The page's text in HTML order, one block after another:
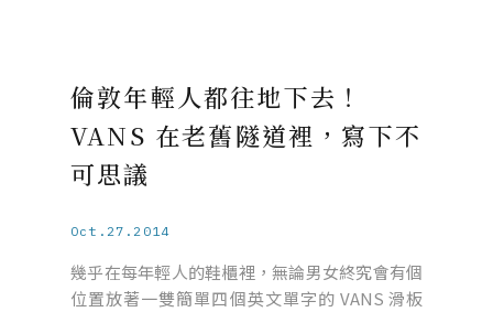
倫敦年輕人都往地下去！
VANS 在老舊隧道裡，寫下不
可思議
Oct.27.2014
幾乎在每年輕人的鞋櫃裡，無論男女終究會有個
位置放著一雙簡單四個英文單字的 VANS 滑板